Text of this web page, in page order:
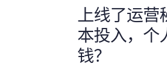
上线了运营
本投入，个
钱？